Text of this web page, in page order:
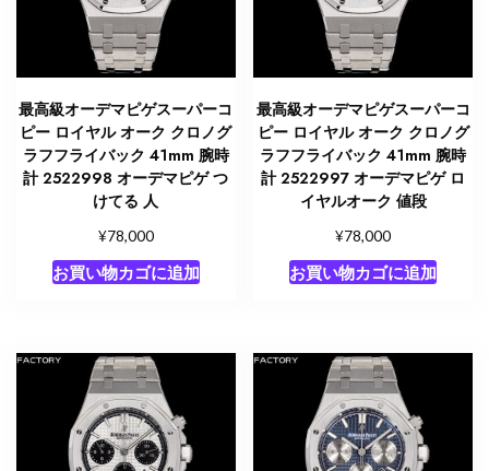
最高級オーデマピゲスーパーコ
ピー ロイヤル オーク クロノグ
ラフフライバック 41mm 腕時
計 2522998 オーデマピゲ つ
けてる 人
¥78,000
お買い物カゴに追加
最高級オーデマピゲスーパーコ
ピー ロイヤル オーク クロノグ
ラフフライバック 41mm 腕時
計 2522997 オーデマピゲ ロ
イヤルオーク 値段
¥78,000
お買い物カゴに追加